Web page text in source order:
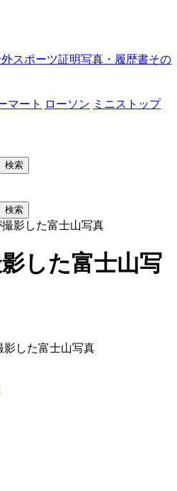
スポーツ証明写真・履歴書その
マート ローソン ミニストップ
影した富士山写真
した富士山写
影した富士山写真